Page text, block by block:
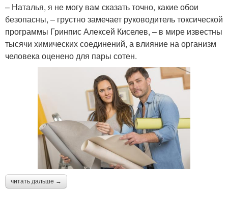
– Наталья, я не могу вам сказать точно, какие обои
безопасны, – грустно замечает руководитель токсической
программы Гринпис Алексей Киселев, – в мире известны
тысячи химических соединений, а влияние на организм
человека оценено для пары сотен.
читать дальше →